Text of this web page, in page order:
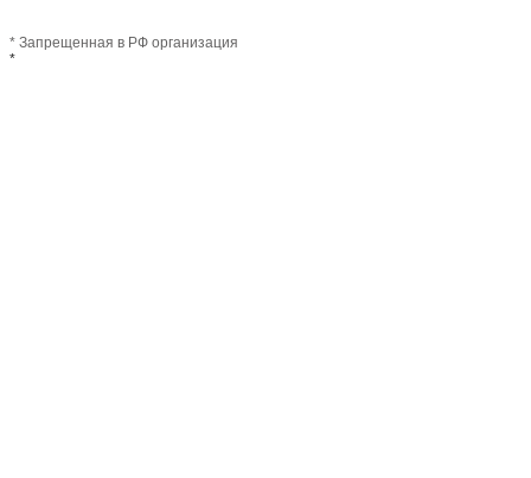
* Запрещенная в РФ организация
*